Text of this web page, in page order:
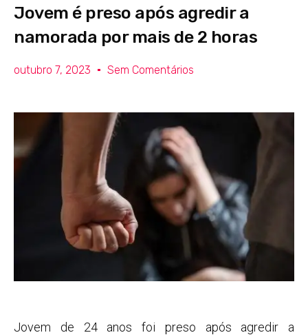
Jovem é preso após agredir a
namorada por mais de 2 horas
outubro 7, 2023 Sem Comentários
Jovem de 24 anos foi preso após agredir a